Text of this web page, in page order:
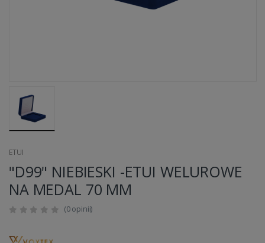
ETUI
"D99" NIEBIESKI -ETUI WELUROWE
NA MEDAL 70 MM
(0 opinii)